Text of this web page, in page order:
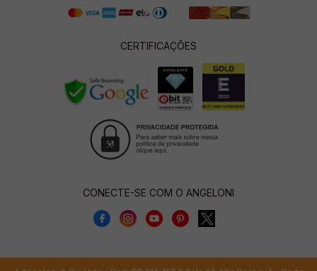
CERTIFICAÇÕES
CONECTE-SE COM O ANGELONI